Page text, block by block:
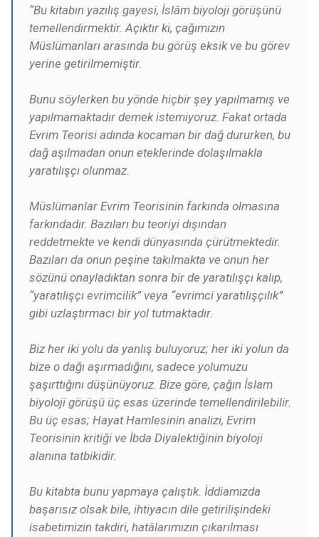
“Bu kitabın yazılış gayesi, İslâm biyoloji görüşünü
temellendirmektir. Açıktır ki, çağımızın
Müslümanları arasında bu görüş eksik ve bu görev
yerine getirilmemiştir.
Bunu söylerken bu yönde hiçbir şey yapılmamış ve
yapılmamaktadır demek istemiyoruz. Fakat ortada
Evrim Teorisi adında kocaman bir dağ dururken, bu
dağ aşılmadan onun eteklerinde dolaşılmakla
yaratılışçı olunmaz.
Müslümanlar Evrim Teorisinin farkında olmasına
farkındadır. Bazıları bu teoriyi dışından
reddetmekte ve kendi dünyasında çürütmektedir.
Bazıları da onun peşine takılmakta ve onun her
sözünü onayladıktan sonra bir de yaratılışçı kalıp,
“yaratılışçı evrimcilik” veya “evrimci yaratılışçılık”
gibi uzlaştırmacı bir yol tutmaktadır.
Biz her iki yolu da yanlış buluyoruz; her iki yolun da
bize o dağı aşırmadığını, sadece yolumuzu
şaşırttığını düşünüyoruz. Bize göre, çağın İslam
biyoloji görüşü üç esas üzerinde temellendirilebilir.
Bu üç esas; Hayat Hamlesinin analizi, Evrim
Teorisinin kritiği ve İbda Diyalektiğinin biyoloji
alanına tatbikidir.
Bu kitabta bunu yapmaya çalıştık. İddiamızda
başarısız olsak bile, ihtiyacın dile getirilişindeki
isabetimizin takdiri, hatâlarımızın çıkarılması